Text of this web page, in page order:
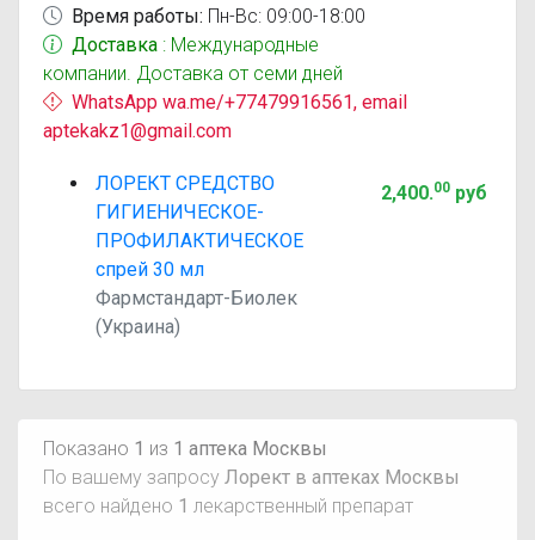
Время работы: Пн-Вс: 09:00-18:00
Доставка : Международные
компании. Доставка от семи дней
WhatsApp wa.me/+77479916561, email
aptekakz1@gmail.com
ЛОРЕКТ СРЕДСТВО
ГИГИЕНИЧЕСКОЕ-
ПРОФИЛАКТИЧЕСКОЕ
спрей 30 мл
Фармстандарт-Биолек
(Украина)
2,400.00руб
Показано 1 из 1 аптека Москвы
По вашему запросу Лорект в аптеках Москвы
всего найдено 1 лекарственный препарат